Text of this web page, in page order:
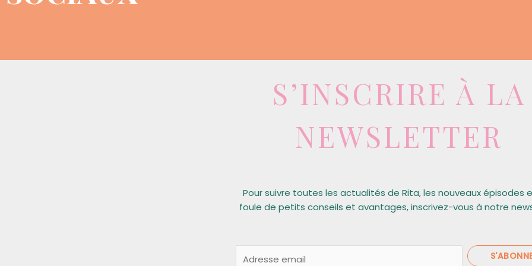
S’INSCRIRE À LA
NEWSLETTER
Pour suivre toutes les actualités de Rita, les nouveaux épisodes
foule de petits conseils et avantages, inscrivez-vous à notre